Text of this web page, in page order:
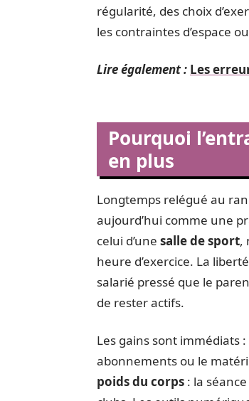
régularité, des choix
les contraintes d’espace
Lire également : Les
Pourquoi
en plus
Longtemps relégué au
aujourd’hui comme une
celui d’une salle de sport,
heure d’exercice. La
salarié pressé que le
de rester actifs.
Les gains sont immédiats
abonnements ou le
poids du corps : la